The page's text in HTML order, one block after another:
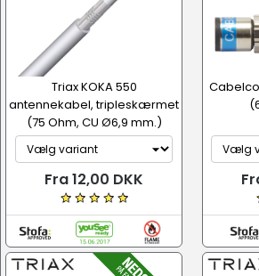
Triax KOKA 550
antennekabel, tripleskærmet
(75 Ohm, CU Ø6,9 mm.)
Fra 12,00 DKK